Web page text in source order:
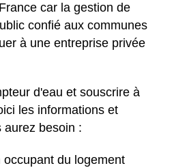
car la gestion de
confié aux communes
à une entreprise privée
d'eau et souscrire à
les informations et
aurez besoin :
du logement